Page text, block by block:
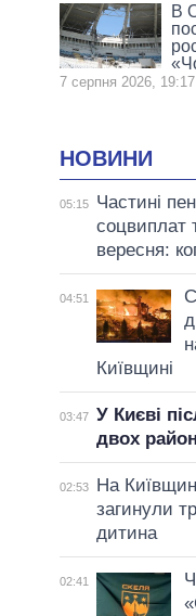
В
7 серпня 2026, 19:17
НОВИНИ
05:15
Частині
соцвиплат
вересня:
04:51
Київщині
03:47 У Києві
двох
02:53
На
загинули
дитина
02:41